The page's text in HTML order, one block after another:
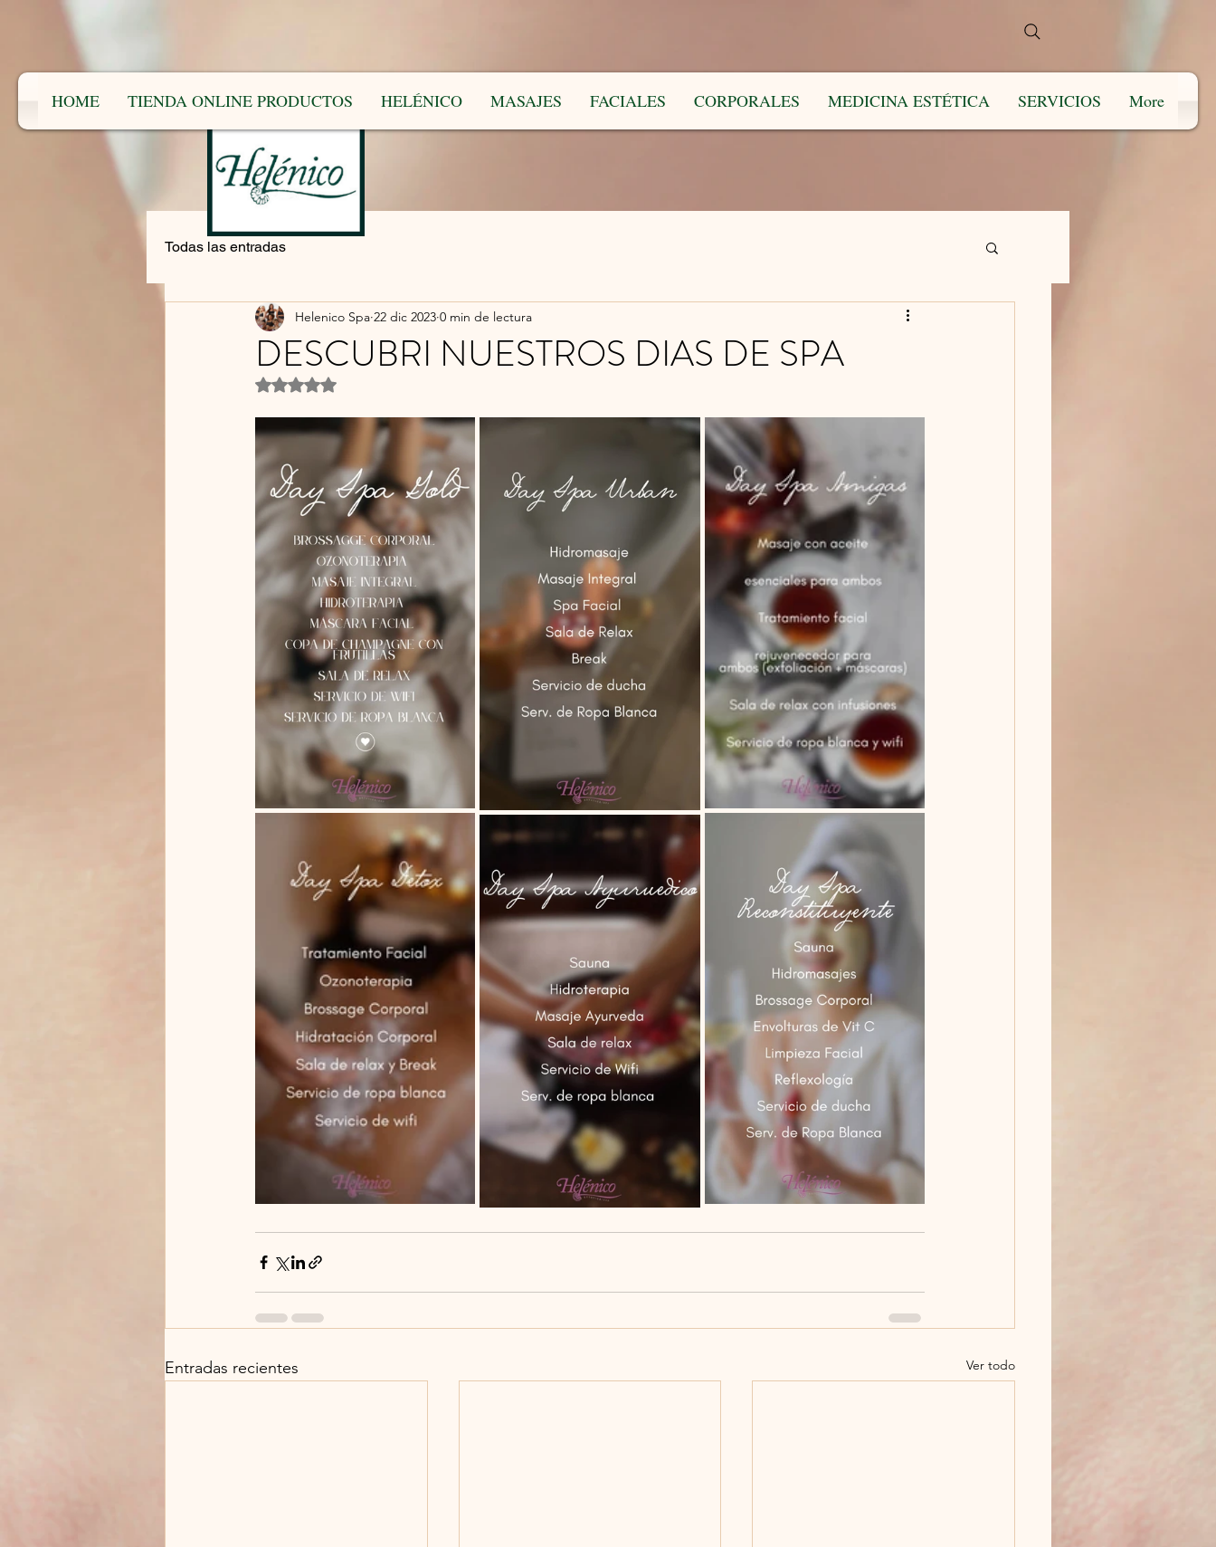
HOME TIENDA ONLINE PRODUCTOS HELÉNICO MASAJES FACIALES CORPORALES MEDICINA ESTÉTICA SERVICIOS More
Todas las entradas
DESCUBRI NUESTROS DIAS DE SPA
Helenico Spa 22 dic 2023 0 min de lectura
Obtuvo NaN de 5 estrellas.
Entradas recientes Ver todo